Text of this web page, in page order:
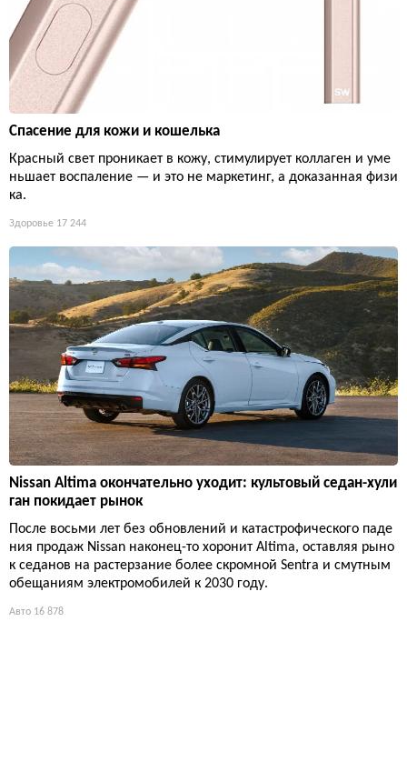
Спасение для кожи и кошелька
Красный свет проникает в кожу, стимулирует коллаген и уме
ньшает воспаление — и это не маркетинг, а доказанная физи
ка.
Здоровье 17 244
Nissan Altima окончательно уходит: культовый седан-хули
ган покидает рынок
После восьми лет без обновлений и катастрофического паде
ния продаж Nissan наконец-то хоронит Altima, оставляя рыно
к седанов на растерзание более скромной Sentra и смутным
обещаниям электромобилей к 2030 году.
Авто 16 878